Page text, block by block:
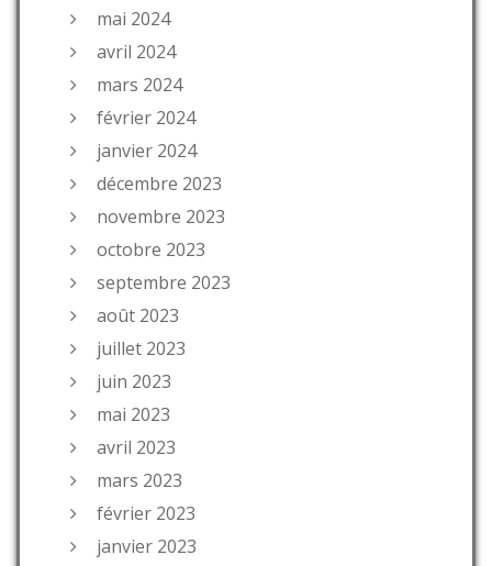
mai 2024
avril 2024
mars 2024
février 2024
janvier 2024
décembre 2023
novembre 2023
octobre 2023
septembre 2023
août 2023
juillet 2023
juin 2023
mai 2023
avril 2023
mars 2023
février 2023
janvier 2023